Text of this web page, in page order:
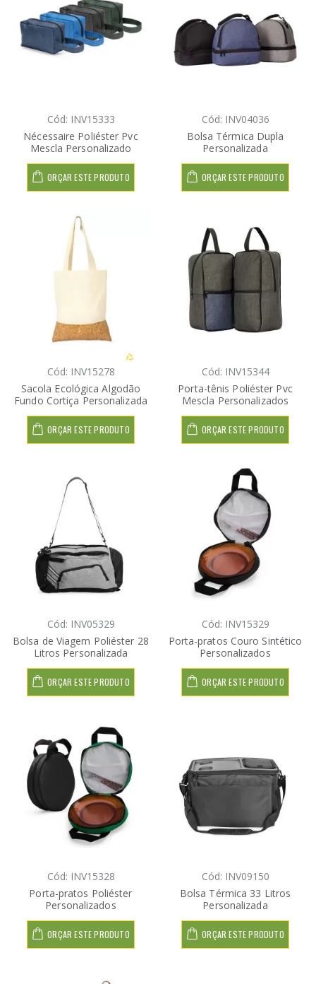
Cód: INV15333
Nécessaire Poliéster Pvc
Mescla Personalizado
ORÇAR ESTE PRODUTO
Cód: INV04036
Bolsa Térmica Dupla
Personalizada
ORÇAR ESTE PRODUTO
Cód: INV15278
Sacola Ecológica Algodão
Fundo Cortiça Personalizada
ORÇAR ESTE PRODUTO
Cód: INV15344
Porta-tênis Poliéster Pvc
Mescla Personalizados
ORÇAR ESTE PRODUTO
Cód: INV05329
Bolsa de Viagem Poliéster 28
Litros Personalizada
ORÇAR ESTE PRODUTO
Cód: INV15329
Porta-pratos Couro Sintético
Personalizados
ORÇAR ESTE PRODUTO
Cód: INV15328
Porta-pratos Poliéster
Personalizados
ORÇAR ESTE PRODUTO
Cód: INV09150
Bolsa Térmica 33 Litros
Personalizada
ORÇAR ESTE PRODUTO